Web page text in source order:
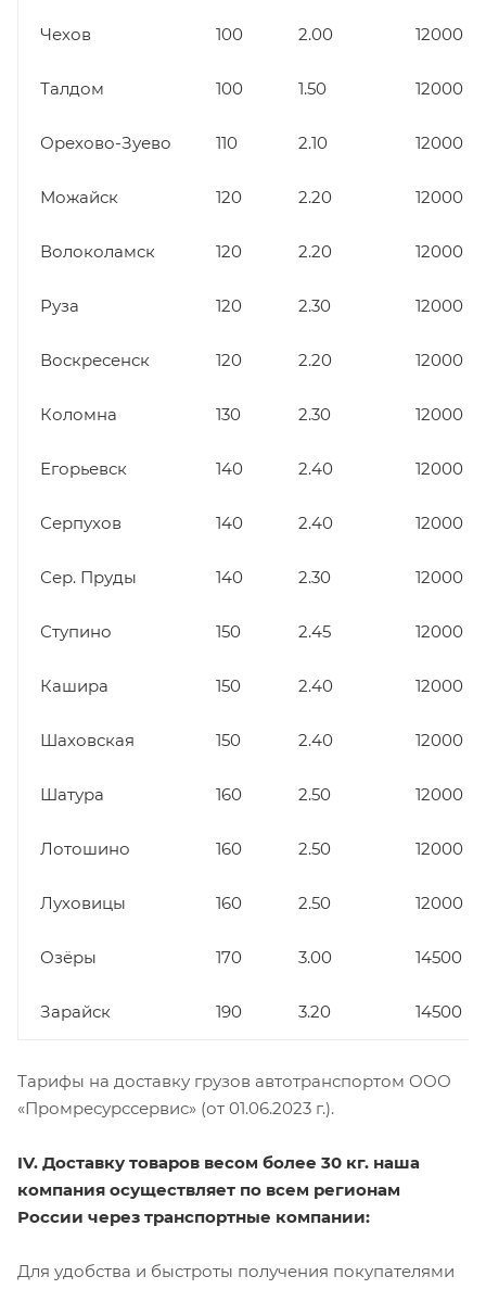
Чехов 100 2.00 12000
Талдом 100 1.50 12000
Орехово-Зуево 110 2.10 12000
Можайск 120 2.20 12000
Волоколамск 120 2.20 12000
Руза 120 2.30 12000
Воскресенск 120 2.20 12000
Коломна 130 2.30 12000
Егорьевск 140 2.40 12000
Серпухов 140 2.40 12000
Сер. Пруды 140 2.30 12000
Ступино 150 2.45 12000
Кашира 150 2.40 12000
Шаховская 150 2.40 12000
Шатура 160 2.50 12000
Лотошино 160 2.50 12000
Луховицы 160 2.50 12000
Озёры 170 3.00 14500
Зарайск 190 3.20 14500
Тарифы на доставку грузов автотранспортом ООО
«Промресурссервис» (от 01.06.2023 г.).
IV. Доставку товаров весом более 30 кг. наша
компания осуществляет по всем регионам
России через транспортные компании:
Для удобства и быстроты получения покупателями